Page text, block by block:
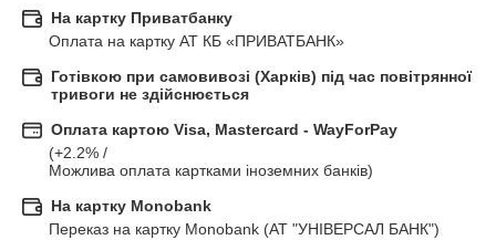
На картку Приватбанку
Оплата на картку АТ КБ «ПРИВАТБАНК»
Готівкою при самовивозі (Харків) під час повітрянної
тривоги не здійснюється
Оплата картою Visa, Mastercard - WayForPay
(+2.2% /
Можлива оплата картками іноземних банків)
На картку Monobank
Переказ на картку Monobank (АТ "УНІВЕРСАЛ БАНК")